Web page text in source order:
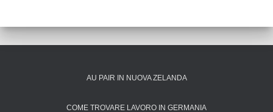
AU PAIR IN NUOVA ZELANDA
COME TROVARE LAVORO IN GERMANIA